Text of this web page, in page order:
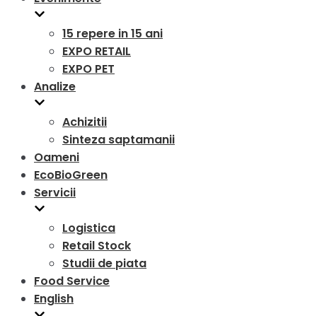
15 repere in 15 ani
EXPO RETAIL
EXPO PET
Analize
Achizitii
Sinteza saptamanii
Oameni
EcoBioGreen
Servicii
Logistica
Retail Stock
Studii de piata
Food Service
English